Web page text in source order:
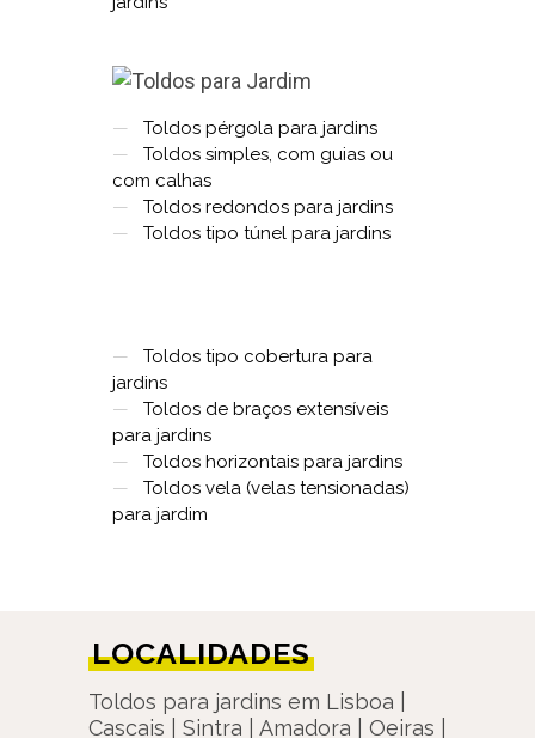
—
Toldos pérgola para jardins
—
Toldos simples, com guias ou
com calhas
—
Toldos redondos para jardins
—
Toldos tipo túnel para jardins
—
Toldos tipo cobertura para
jardins
—
Toldos de braços extensíveis
para jardins
—
Toldos horizontais para jardins
—
Toldos vela (velas tensionadas)
para jardim
LOCALIDADES
Toldos para jardins em Lisboa |
Cascais | Sintra | Amadora | Oeiras |